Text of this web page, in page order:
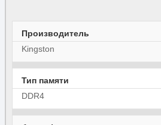
Производитель
Kingston
Тип памяти
DDR4